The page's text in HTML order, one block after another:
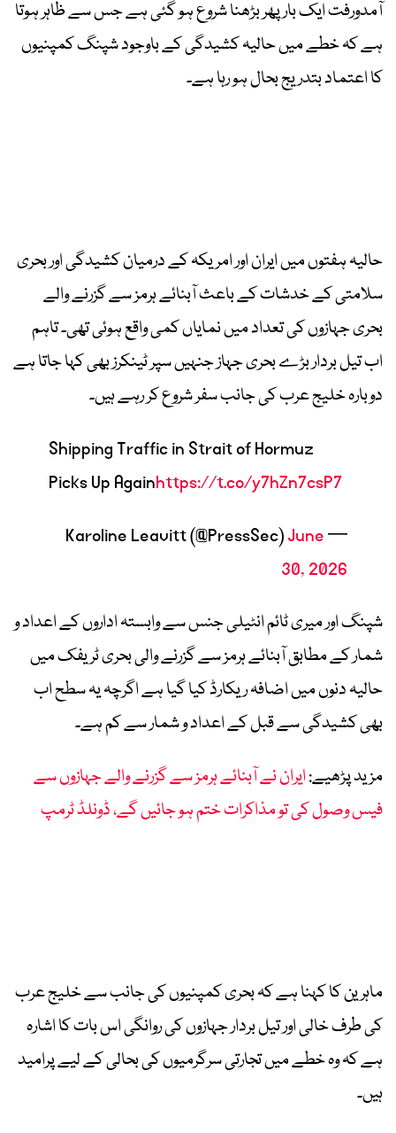
آمدورفت ایک بار پھر بڑھنا شروع ہو گئی ہے جس سے ظاہر ہوتا
ہے کہ خطے میں حالیہ کشیدگی کے باوجود شپنگ کمپنیوں
کا اعتماد بتدریج بحال ہو رہا ہے۔
حالیہ ہفتوں میں ایران اور امریکہ کے درمیان کشیدگی اور بحری
سلامتی کے خدشات کے باعث آبنائے ہرمز سے گزرنے والے
بحری جہازوں کی تعداد میں نمایاں کمی واقع ہوئی تھی۔ تاہم
اب تیل بردار بڑے بحری جہاز جنہیں سپر ٹینکرز بھی کہا جاتا ہے
دوبارہ خلیج عرب کی جانب سفر شروع کر رہے ہیں۔
Shipping Traffic in Strait of Hormuz
Picks Up Againhttps://t.co/y7hZn7csP7
— Karoline Leavitt (@PressSec)
June
30, 2026
شپنگ اور میری ٹائم انٹیلی جنس سے وابستہ اداروں کے اعداد و
شمار کے مطابق آبنائے ہرمز سے گزرنے والی بحری ٹریفک میں
حالیہ دنوں میں اضافہ ریکارڈ کیا گیا ہے اگرچہ یہ سطح اب
بھی کشیدگی سے قبل کے اعداد و شمار سے کم ہے۔
مزید پڑھیے:ایران نے آبنائے ہرمز سے گزرنے والے جہازوں سے
فیس وصول کی تو مذاکرات ختم ہو جائیں گے، ڈونلڈ ٹرمپ
ماہرین کا کہنا ہے کہ بحری کمپنیوں کی جانب سے خلیج عرب
کی طرف خالی اور تیل بردار جہازوں کی روانگی اس بات کا اشارہ
ہے کہ وہ خطے میں تجارتی سرگرمیوں کی بحالی کے لیے پرامید
ہیں۔